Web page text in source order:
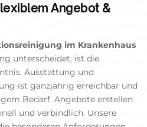
Angebot &
im Krankenhaus
unterscheidet, ist die
Ausstattung und
ist ganzjährig erreichbar und
Bedarf. Angebote erstellen
und verbindlich. Unsere